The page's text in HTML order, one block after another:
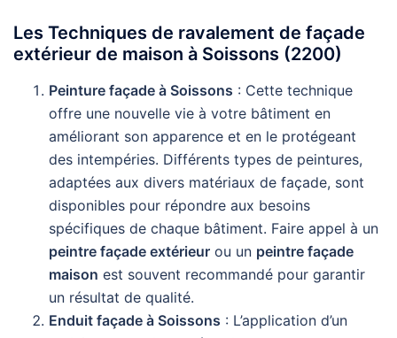
Les Techniques de ravalement de façade
extérieur de maison à Soissons (2200)
Peinture façade à Soissons : Cette technique
offre une nouvelle vie à votre bâtiment en
améliorant son apparence et en le protégeant
des intempéries. Différents types de peintures,
adaptées aux divers matériaux de façade, sont
disponibles pour répondre aux besoins
spécifiques de chaque bâtiment. Faire appel à un
peintre façade extérieur ou un peintre façade
maison est souvent recommandé pour garantir
un résultat de qualité.
Enduit façade à Soissons : L’application d’un